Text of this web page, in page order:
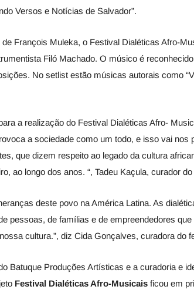
Versos e Notícias de Salvador”.
François Muleka, o Festival Dialéticas Afro-
Filó Machado. O músico é
No setlist estão músicas autorais como
a realização do Festival Dialéticas Afro-
a sociedade como um todo, e isso vai nos
que dizem respeito ao legado da cultura
ao longo dos anos. “, Tadeu Kaçula, curador
deste povo na América Latina. As
pessoas, de famílias e de empreendedores
cultura.”, diz Cida Gonçalves, curadora do
Batuque Produções Artísticas e a curadoria e
Festival Dialéticas Afro-Musicais ficou em